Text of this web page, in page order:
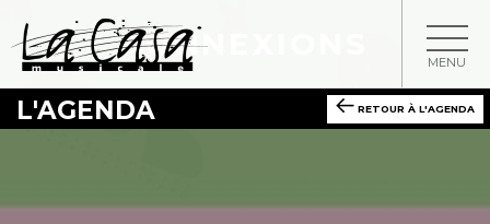
MENU
L'AGENDA RETOUR À L'AGENDA
CONNEXIONS